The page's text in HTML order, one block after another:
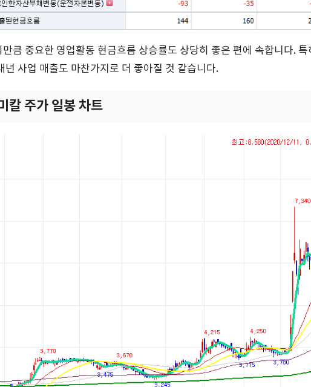
큼 중요한 영업활동 현금흐름 상승률도 상당히 좋은 편에 속합니다.
년 사업 매출도 마찬가지로 더 좋아질 것 같습니다.
칼 주가 일봉 차트